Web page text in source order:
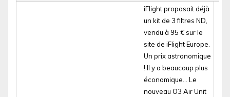
iFlight proposait déjà
un kit de 3 filtres ND,
vendu à 95 € sur le
site de iFlight Europe.
Un prix astronomique
! Il y a beaucoup plus
économique… Le
nouveau O3 Air Unit